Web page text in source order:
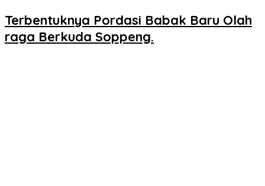
Terbentuknya Pordasi Babak Baru Olah
raga Berkuda Soppeng.